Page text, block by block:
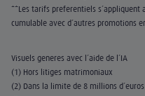
**Les tarifs préférentiels
cumulable avec d’autres promotions
Visuels générés avec l’aide de l’IA
(1) Hors litiges matrimoniaux
(2) Dans la limite de 8 millions